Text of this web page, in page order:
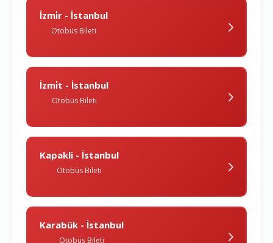
İzmi̇r - İstanbul
Otobüs Bileti
İzmi̇t - İstanbul
Otobüs Bileti
Kapakli - İstanbul
Otobüs Bileti
Karabük - İstanbul
Otobüs Bileti